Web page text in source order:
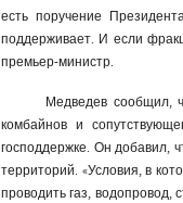
есть поручение
поддерживает. И если
премьер-министр.
Медведев сообщил,
комбайнов и
господдержке. Он добавил,
территорий. «Условия, в
проводить газ, водопровод,